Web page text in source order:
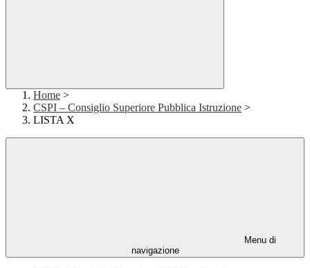
Home >
CSPI – Consiglio Superiore Pubblica Istruzione >
LISTA X
Menu di
navigazione